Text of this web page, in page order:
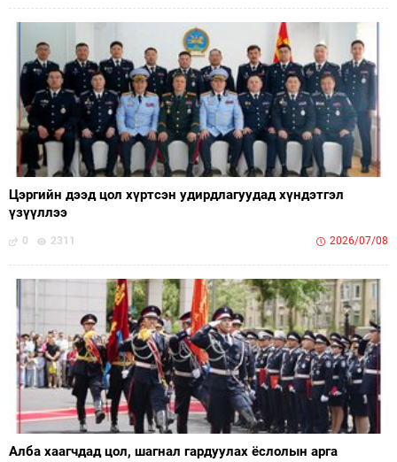
Цэргийн дээд цол хүртсэн удирдлагуудад хүндэтгэл
үзүүллээ
0 2311 2026/07/08
Алба хаагчдад цол, шагнал гардуулах ёслолын арга